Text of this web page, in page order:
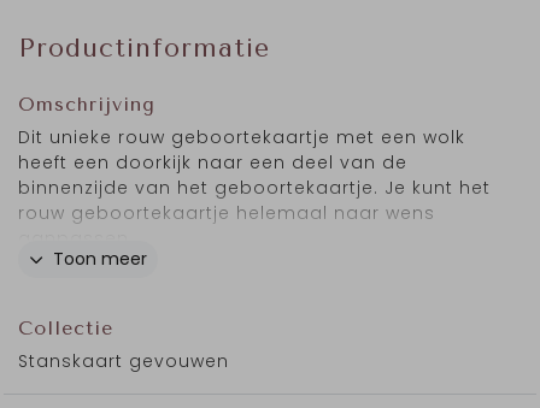
Productinformatie
Omschrijving
Dit unieke rouw geboortekaartje met een wolk
heeft een doorkijk naar een deel van de
binnenzijde van het geboortekaartje. Je kunt het
rouw geboortekaartje helemaal naar wens
Toon meer
Collectie
Stanskaart gevouwen